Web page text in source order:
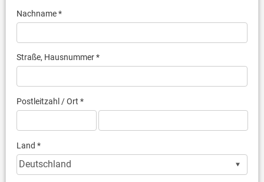
Nachname *
Straße, Hausnummer *
Postleitzahl / Ort *
Land *